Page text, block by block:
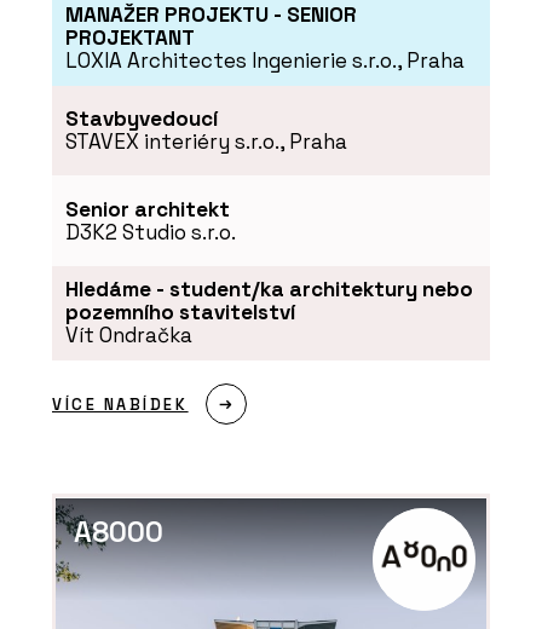
MANAŽER PROJEKTU - SENIOR
PROJEKTANT
LOXIA Architectes Ingenierie s.r.o., Praha
Stavbyvedoucí
STAVEX interiéry s.r.o., Praha
Senior architekt
D3K2 Studio s.r.o.
Hledáme - student/ka architektury nebo
pozemního stavitelství
Vít Ondračka
VÍCE NABÍDEK
A8000